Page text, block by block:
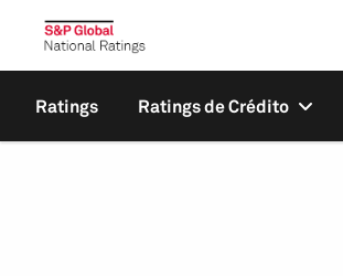
Ratings Ratings de Crédito